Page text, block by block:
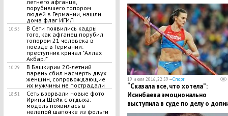
летнего афганца,
порубившего топором
людей в Германии, нашли
дома флаг ИГИЛ
10:35
В Сети появились кадры
того, как афганец порубил
топором 21 человека в
поезде в Германии:
преступник кричал "Аллах
Акбар!"
10:29
В Башкирии 20-летний
парень сбил насмерть двух
женщин, сопровождающие
их мужчины не пострадали
18:51
Сеть взорвали новые фото
Ирины Шейк с отдыха:
модель появилась в
нелепой шапочке из фольги
руководства СК по Москве - на
скамье подсудимых
19 июля 2016, 22:59 —Спорт
“Сказала все, что хотела”:
Исинбаева эмоционально
выступила в суде по делу о